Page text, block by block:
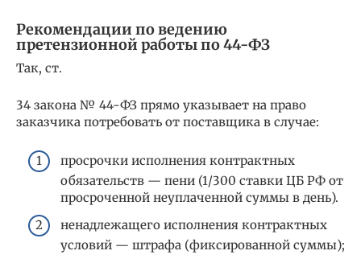
Рекомендации по ведению
претензионной работы по 44-ФЗ
Так, ст.
34 закона № 44-ФЗ прямо указывает на право
заказчика потребовать от поставщика в случае:
просрочки исполнения контрактных
обязательств — пени (1/300 ставки ЦБ РФ от
просроченной неуплаченной суммы в день).
ненадлежащего исполнения контрактных
условий — штрафа (фиксированной суммы);